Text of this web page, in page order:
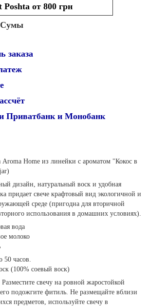
Poshta от 800 грн
Сумы
заказа
Приватбанк и Монобанк
Aroma Home из линейки с ароматом "Кокос в
дизайн, натуральный воск и удобная
придает свече крафтовый вид экологичной и
среде (пригодна для вторичной
использования в домашних условиях).
вода
молоко
50 часов.
(100% соевый воск)
свечу на ровной жаростойкой
подожгите фитиль. Не размещайте вблизи
предметов, используйте свечу в